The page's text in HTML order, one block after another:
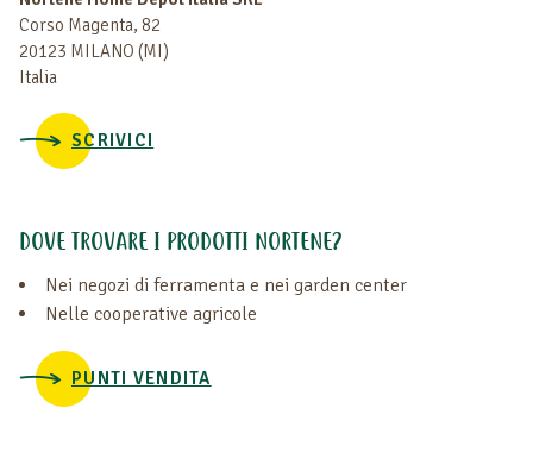
Corso Magenta, 82
20123 MILANO (MI)
Italia
SCRIVICI
DOVE TROVARE I PRODOTTI NORTENE?
Nei negozi di ferramenta e nei garden center
Nelle cooperative agricole
PUNTI VENDITA